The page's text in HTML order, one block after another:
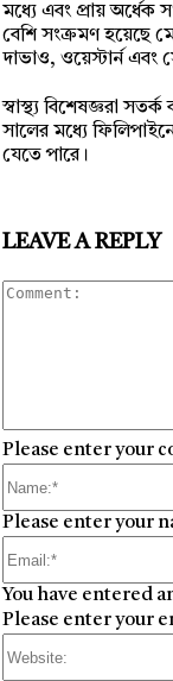
মধ্যে এবং প্রায় অর্ধেক
বেশি সংক্রমণ হয়েছে
দাভাও, ওয়েস্টার্ন এবং
স্বাস্থ্য বিশেষজ্ঞরা
সালের মধ্যে
যেতে পারে।
LEAVE A REPLY
Please enter your
Please enter your
You have entered
Please enter your